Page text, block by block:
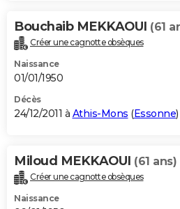
Bouchaib MEKKAOUI (61
Créer une cagnotte obsèques
Naissance
01/01/1950
Décès
24/12/2011 à Athis-Mons (Essonne)
Miloud MEKKAOUI (61 ans)
Créer une cagnotte obsèques
Naissance